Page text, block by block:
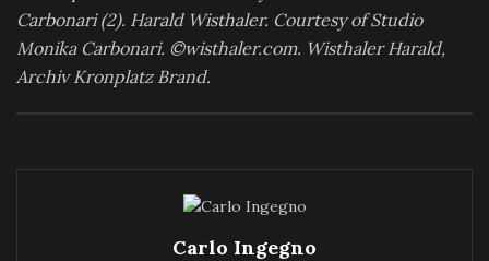
Carbonari (2). Harald Wisthaler. Courtesy of Studio
Monika Carbonari. ©wisthaler.com. Wisthaler Harald,
Archiv Kronplatz Brand.
Carlo Ingegno